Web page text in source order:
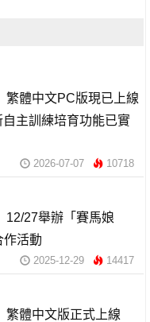
繁體中文PC版現已上線
主訓練培育功能已實
2026-07-07 10718
12/27舉辦「賽馬娘
作活動
2025-12-29 14417
繁體中文版正式上線